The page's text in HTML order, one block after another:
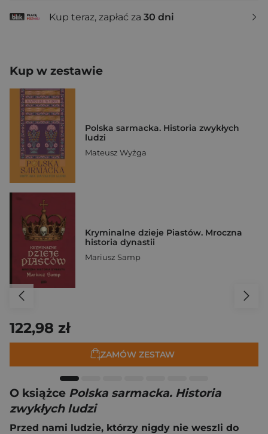
Kup teraz, zapłać za 30 dni
Kup w zestawie
Polska sarmacka. Historia zwykłych
ludzi
Mateusz Wyżga
Kryminalne dzieje Piastów. Mroczna
historia dynastii
Mariusz Samp
122,98 zł
ZAMÓW ZESTAW
O książce Polska sarmacka. Historia
zwykłych ludzi
Przed nami ludzie, którzy nigdy nie weszli do